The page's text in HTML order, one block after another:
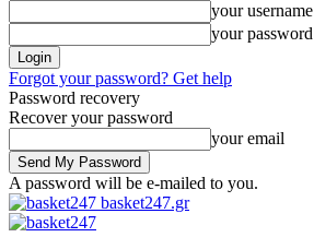
your username
your password
Forgot your password? Get help
Password recovery
Recover your password
your email
A password will be e-mailed to you.
basket247.gr